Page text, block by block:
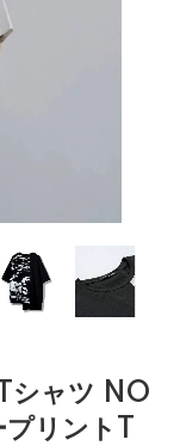
シャツ NO
リントT